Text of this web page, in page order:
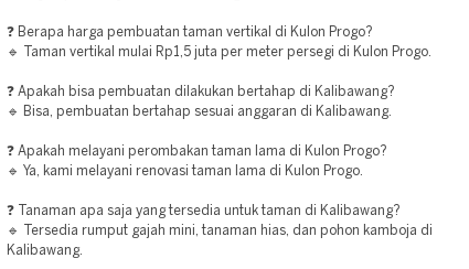
❓ Berapa harga pembuatan taman vertikal di Kulon Progo?
🔹 Taman vertikal mulai Rp1,5 juta per meter persegi di Kulon Progo.
❓ Apakah bisa pembuatan dilakukan bertahap di Kalibawang?
🔹 Bisa, pembuatan bertahap sesuai anggaran di Kalibawang.
❓ Apakah melayani perombakan taman lama di Kulon Progo?
🔹 Ya, kami melayani renovasi taman lama di Kulon Progo.
❓ Tanaman apa saja yang tersedia untuk taman di Kalibawang?
🔹 Tersedia rumput gajah mini, tanaman hias, dan pohon kamboja di
Kalibawang.